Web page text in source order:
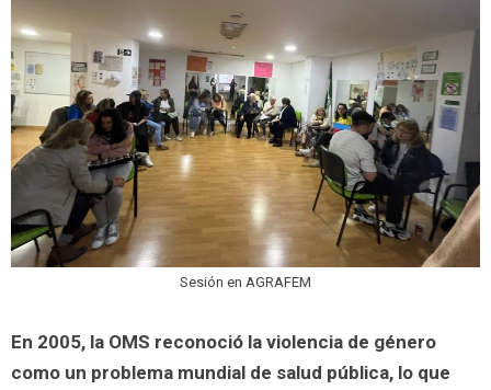
Sesión en AGRAFEM
En 2005, la OMS reconoció la violencia de género
como un problema mundial de salud pública, lo que